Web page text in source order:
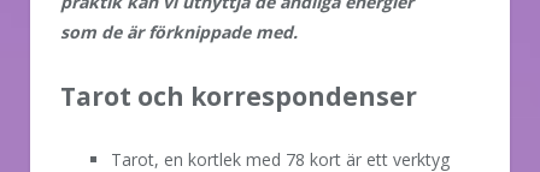
som de är förknippade med.
Tarot och korrespondenser
Tarot, en kortlek med 78 kort är ett verktyg